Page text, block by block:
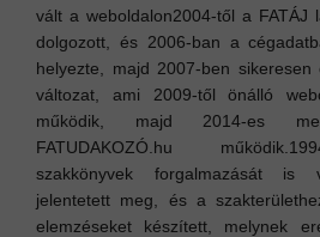
vált a weboldalon2004-től a FATÁJ
dolgozott, és 2006-ban a
helyezte, majd 2007-ben sikeresen
változat, ami 2009-től önálló
működik, majd 2014-es
FATUDAKOZÓ.hu működik.
szakkönyvek forgalmazását is
jelentetett meg, és a
elemzéseket készített, melynek